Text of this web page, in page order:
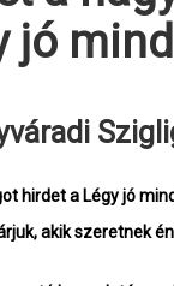
jó
hirdet a Légy jó
akik szeretnek